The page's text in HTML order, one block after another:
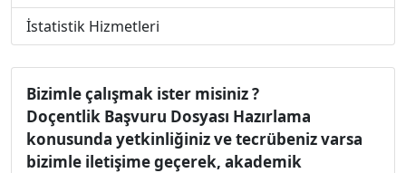
İstatistik Hizmetleri
Bizimle çalışmak ister misiniz ?
Doçentlik Başvuru Dosyası Hazırlama
konusunda yetkinliğiniz ve tecrübeniz varsa
bizimle iletişime geçerek, akademik